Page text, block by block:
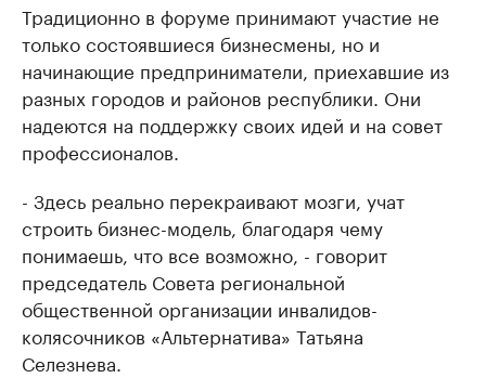
Традиционно в форуме принимают участие не
только состоявшиеся бизнесмены, но и
начинающие предприниматели, приехавшие из
разных городов и районов республики. Они
надеются на поддержку своих идей и на совет
профессионалов.
- Здесь реально перекраивают мозги, учат
строить бизнес-модель, благодаря чему
понимаешь, что все возможно, - говорит
председатель Совета региональной
общественной организации инвалидов-
колясочников «Альтернатива» Татьяна
Селезнева.